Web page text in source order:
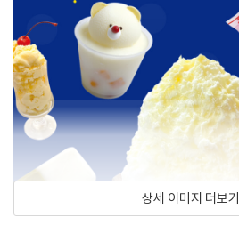
상세 이미지 더보기